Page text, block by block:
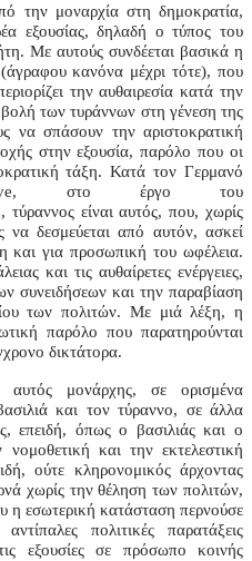
την μοναρχία στη δημοκρατία,
εξουσίας, δηλαδή ο τύπος του
Με αυτούς συνδέεται βασικά η
κανόνα μέχρι τότε), που
την αυθαιρεσία κατά την
των τυράννων στη γένεση της
να σπάσουν την αριστοκρατική
στην εξουσία, παρόλο που οι
τάξη. Κατά τον Γερμανό
, στο έργο του
τύραννος είναι αυτός, που, χωρίς
να δεσμεύεται από αυτόν, ασκεί
και για προσωπική του ωφέλεια.
και τις αυθαίρετες ενέργειες,
συνειδήσεων και την παραβίαση
των πολιτών. Με μιά λέξη, η
παρόλο που παρατηρούνται
δικτάτορα.
αυτός μονάρχης, σε ορισμένα
και τον τύραννο, σε άλλα
επειδή, όπως ο βασιλιάς και ο
και την εκτελεστική
ούτε κληρονομικός άρχοντας
χωρίς την θέληση των πολιτών,
η εσωτερική κατάσταση περνούσε
πολιτικές παρατάξεις
εξουσίες σε πρόσωπο κοινής